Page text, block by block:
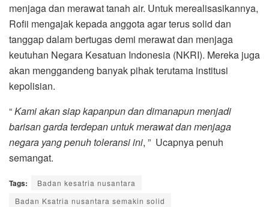
menjaga dan merawat tanah air. Untuk merealisasikannya,
Rofii mengajak kepada anggota agar terus solid dan
tanggap dalam bertugas demi merawat dan menjaga
keutuhan Negara Kesatuan Indonesia (NKRI). Mereka juga
akan menggandeng banyak pihak terutama institusi
kepolisian.
“Kami akan siap kapanpun dan dimanapun menjadi
barisan garda terdepan untuk merawat dan menjaga
negara yang penuh toleransi ini, ” Ucapnya penuh
semangat.
Tags:
Badan kesatria nusantara
Badan Ksatria nusantara semakin solid